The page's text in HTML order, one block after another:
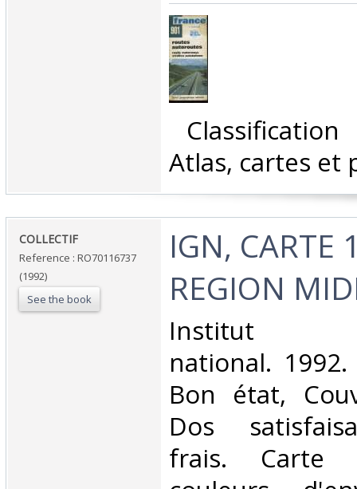
Atlas, cartes et
‎COLLECTIF‎
Reference : RO70116737
(1992)
See the book
‎IGN, CARTE
REGION
‎Institut
national.
Bon état,
Dos
frais. Carte